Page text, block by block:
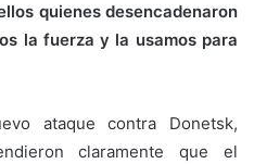
quienes desencadenaron
la fuerza y ​​la usamos para
ataque contra Donetsk,
claramente que el